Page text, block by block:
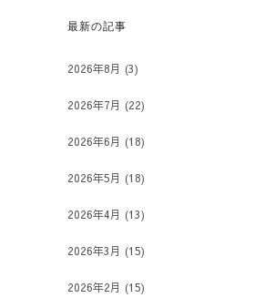
最新の記事
2026年8月 (3)
2026年7月 (22)
2026年6月 (18)
2026年5月 (18)
2026年4月 (13)
2026年3月 (15)
2026年2月 (15)